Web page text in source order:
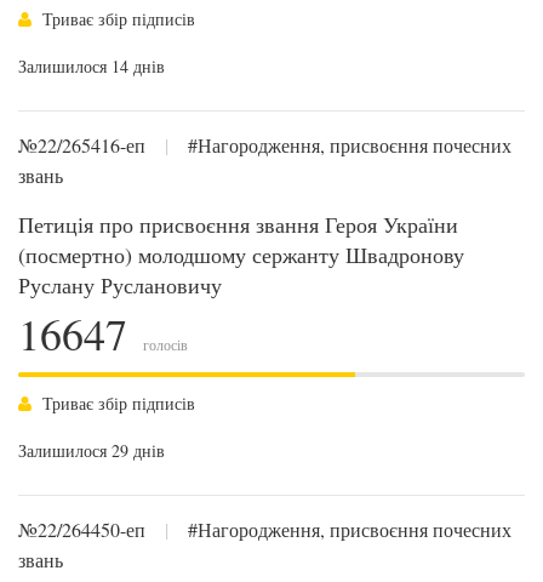
Триває збір підписів
Залишилося 14 днів
№22/265416-еп |
#Нагородження, присвоєння почесних
звань
Петиція про присвоєння звання Героя України
(посмертно) молодшому сержанту Швадронову
Руслану Руслановичу
16647 голосів
Триває збір підписів
Залишилося 29 днів
№22/264450-еп |
#Нагородження, присвоєння почесних
звань